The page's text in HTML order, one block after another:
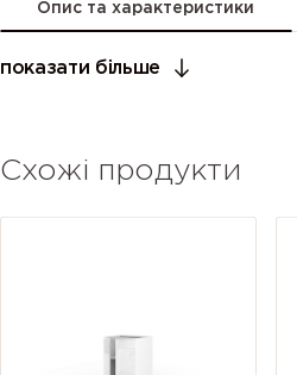
Опис та характеристики
показати більше
Схожі продукти